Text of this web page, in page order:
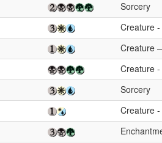
Sorcery
Creature
Creature
Creature
Sorcery
Creature